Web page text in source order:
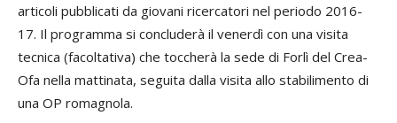
articoli pubblicati da giovani ricercatori nel periodo 2016-
17. Il programma si concluderà il venerdì con una visita
tecnica (facoltativa) che toccherà la sede di Forlì del Crea-
Ofa nella mattinata, seguita dalla visita allo stabilimento di
una OP romagnola.